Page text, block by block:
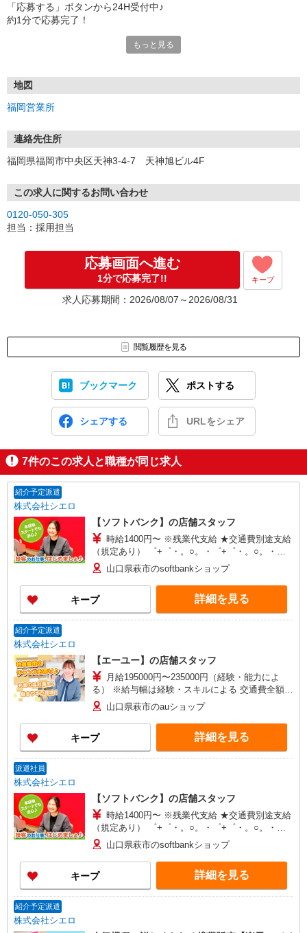
「応募する」ボタンから24H受付中♪
約1分で応募完了！
①応募から3営業日を目安に、メールorお電話でご連絡します。
★スマホでWEB面接（LINEなど）・出張面接・事務所面接と選べま
す
③面接実施（履歴書不要）
※ご希望があれば、職場見学の調整もOKです！
お気軽にご応募ください♪
もっと見る
地図
福岡営業所
連絡先住所
福岡県福岡市中央区天神3-4-7 天神旭ビル4F
この求人に関するお問い合わせ
0120-050-305
担当：採用担当
応募画面へ進む
1分で応募完了!! キープ
求人応募期間：2026/08/07～2026/08/31
閲覧履歴を見る
ブックマーク ポストする
シェアする URLをシェア
7件のこの求人と職種が同じ求人
紹介予定派遣
株式会社シエロ
【ソフトバンク】の店舗スタッフ
時給1400円〜 ※残業代支給 ★交通費別途支給
（規定あり） ゜+゜・。○。・゜+゜・。○。・゜
+゜ 入社祝い金10万円支給(規定有) お友達を紹介
頂くと, インセンティブ支給(規定有) ★月2回払
い・週払い可能（規程有）★ ゜・。○。・゜
+゜・。○。・゜+゜
山口県萩市のsoftbankショップ
キープ 詳細を見る
紹介予定派遣
株式会社シエロ
【エーユー】の店舗スタッフ
月給195000円〜235000円（経験・能力によ
る） ※給与幅は経験・スキルによる 交通費全額支
給 賞与有※業績連動性 制服貸与 社会保険完備 車
通勤可能 ゜+゜・。○。・゜+゜・。○。・゜+゜
入社祝い金10万円支給(規定有) お友達を紹介頂く
と, インセンティブ支給(規定有) ゜・。○。・゜
+゜・。○。・゜+゜
山口県萩市のauショップ
キープ 詳細を見る
派遣社員
株式会社シエロ
【ソフトバンク】の店舗スタッフ
時給1400円〜 ※残業代支給 ★交通費別途支給
（規定あり） ゜+゜・。○。・゜+゜・。○。・゜
+゜ 入社祝い金10万円支給(規定有) お友達を紹介
頂くと, インセンティブ支給(規定有) ★月2回払
い・週払い可能（規程有）★ ゜・。○。・゜
+゜・。○。・゜+゜
山口県萩市のsoftbankショップ
キープ 詳細を見る
紹介予定派遣
株式会社シエロ